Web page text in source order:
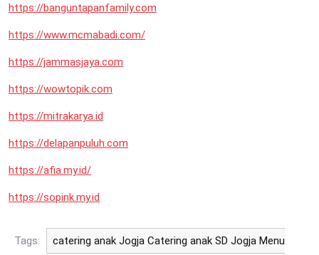
https://banguntapanfamily.com
https://www.mcmabadi.com/
https://jammasjaya.com
https://wowtopik.com
https://mitrakarya.id
https://delapanpuluh.com
https://afia.my.id/
https://sopink.my.id
Tags: catering anak Jogja Catering anak SD Jogja Menu